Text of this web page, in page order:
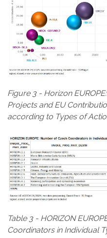
Figure 3 - Horizon
Projects and EU
according to Types of
Table 3 - HORIZON
Coordinators in Individual